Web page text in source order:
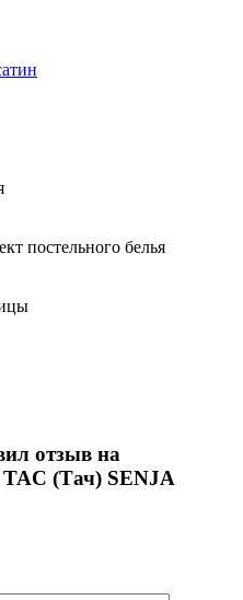
постельного белья
отзыв на
TAC (Тач) SENJA